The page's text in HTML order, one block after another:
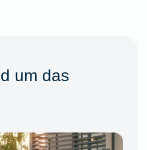
um das